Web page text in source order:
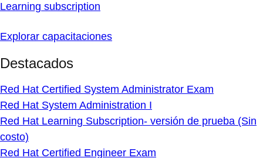
Learning subscription
Explorar capacitaciones
Destacados
Red Hat Certified System Administrator Exam
Red Hat System Administration I
Red Hat Learning Subscription- versión de prueba (Sin
costo)
Red Hat Certified Engineer Exam